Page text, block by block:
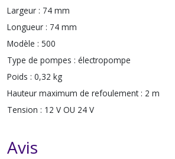
Largeur : 74 mm
Longueur : 74 mm
Modèle : 500
Type de pompes : électropompe
Poids : 0,32 kg
Hauteur maximum de refoulement : 2 m
Tension : 12 V OU 24 V
Avis